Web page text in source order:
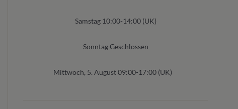
Samstag 10:00-14:00 (UK)
Sonntag Geschlossen
Mittwoch, 5. August 09:00-17:00 (UK)